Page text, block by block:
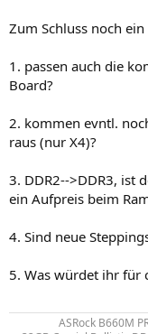
Zum Schluss noch
1. passen auch die
Board?
2. kommen evntl.
raus (nur X4)?
3. DDR2-->DDR3, ist
ein Aufpreis beim
4. Sind neue
5. Was würdet ihr für
ASRock B660M